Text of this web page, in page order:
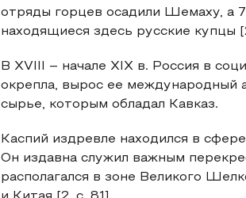
отряды горцев осадили Шемаху, а
находящиеся здесь русские купцы
В XVIII – начале XIX в. Россия в
окрепла, вырос ее международный
сырье, которым обладал Кавказ.
Каспий издревле находился в
Он издавна служил важным
располагался в зоне Великого